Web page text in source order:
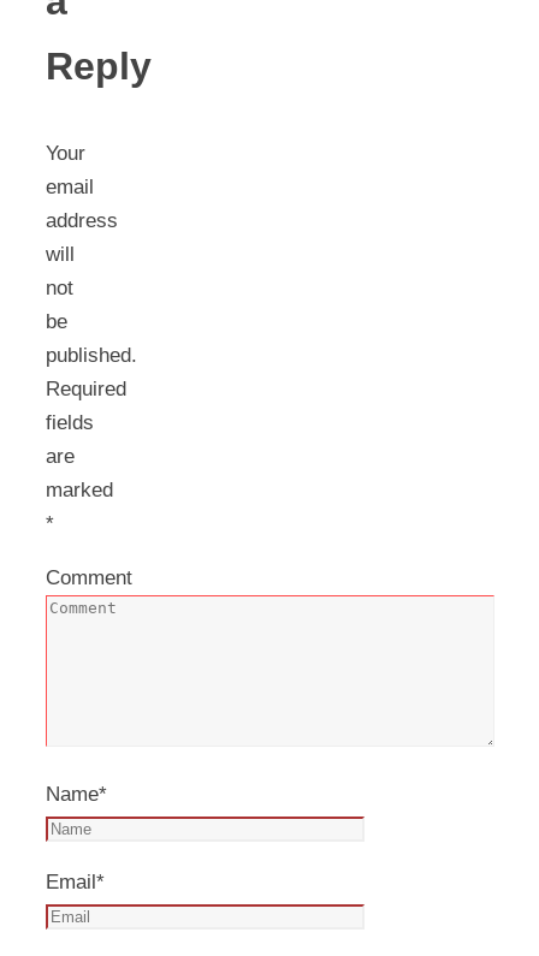
Reply
Your
email
address
will
not
be
published.
Required
fields
are
marked
*
Comment
Name*
Email*